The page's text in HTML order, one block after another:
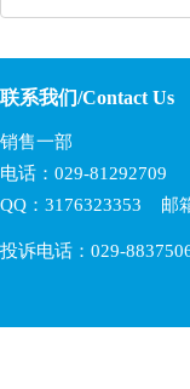
联系我们/Contact Us
销售一部
电话：029-81292709
QQ：3176323353 邮
投诉电话：029-